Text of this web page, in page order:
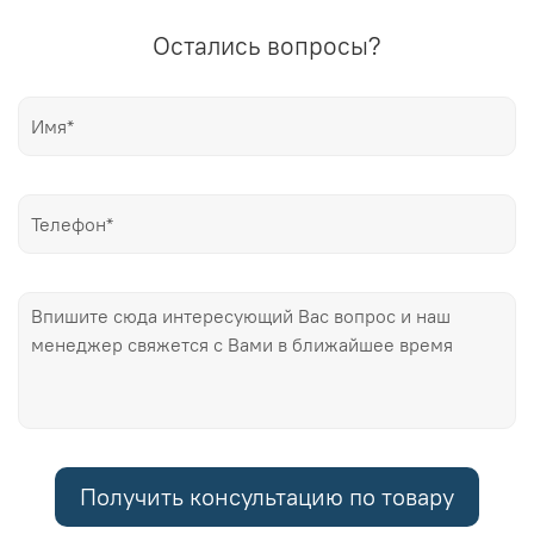
Остались вопросы?
Получить консультацию по товару